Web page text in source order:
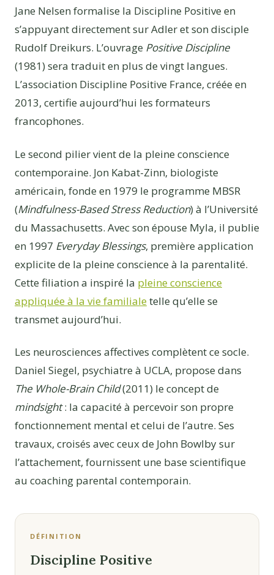
Jane Nelsen formalise la Discipline Positive en
s’appuyant directement sur Adler et son disciple
Rudolf Dreikurs. L’ouvrage Positive Discipline
(1981) sera traduit en plus de vingt langues.
L’association Discipline Positive France, créée en
2013, certifie aujourd’hui les formateurs
francophones.
Le second pilier vient de la pleine conscience
contemporaine. Jon Kabat-Zinn, biologiste
américain, fonde en 1979 le programme MBSR
(Mindfulness-Based Stress Reduction) à l’Université
du Massachusetts. Avec son épouse Myla, il publie
en 1997 Everyday Blessings, première application
explicite de la pleine conscience à la parentalité.
Cette filiation a inspiré la pleine conscience
appliquée à la vie familialetelle qu’elle se
transmet aujourd’hui.
Les neurosciences affectives complètent ce socle.
Daniel Siegel, psychiatre à UCLA, propose dans
The Whole-Brain Child(2011) le concept de
mindsight: la capacité à percevoir son propre
fonctionnement mental et celui de l’autre. Ses
travaux, croisés avec ceux de John Bowlby sur
l’attachement, fournissent une base scientifique
au coaching parental contemporain.
DÉFINITION
Discipline Positive